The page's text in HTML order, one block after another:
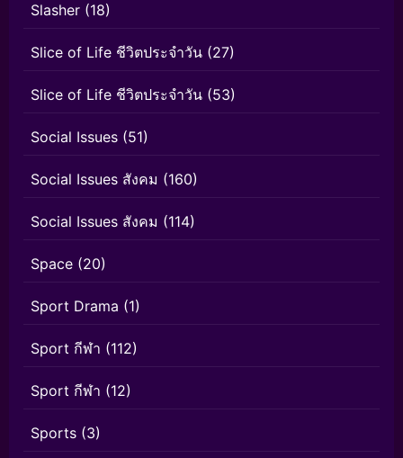
Slasher (18)
Slice of Life ชีวิตประจำวัน (27)
Slice of Life ชีวิตประจำวัน (53)
Social Issues (51)
Social Issues สังคม (160)
Social Issues สังคม (114)
Space (20)
Sport Drama (1)
Sport กีฬา (112)
Sport กีฬา (12)
Sports (3)